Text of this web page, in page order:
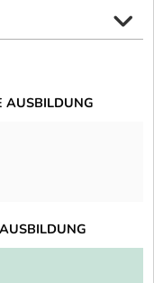
AUSBILDUNG